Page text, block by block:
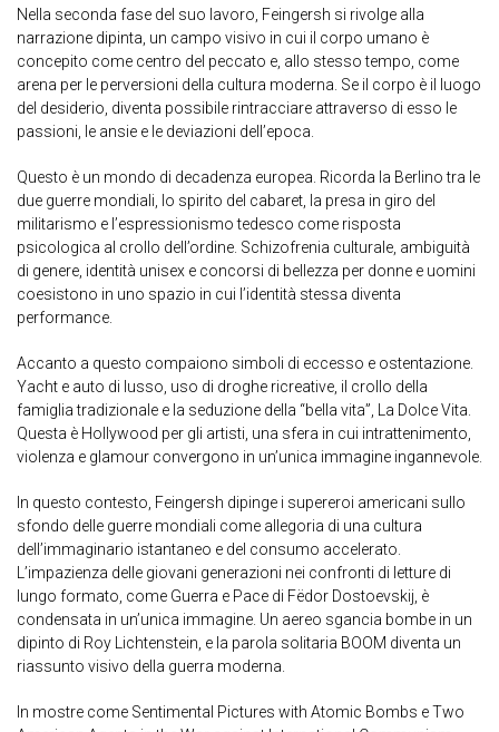
Nella seconda fase del suo lavoro, Feingersh si rivolge alla
narrazione dipinta, un campo visivo in cui il corpo umano è
concepito come centro del peccato e, allo stesso tempo, come
arena per le perversioni della cultura moderna. Se il corpo è il luogo
del desiderio, diventa possibile rintracciare attraverso di esso le
passioni, le ansie e le deviazioni dell’epoca.
Questo è un mondo di decadenza europea. Ricorda la Berlino tra le
due guerre mondiali, lo spirito del cabaret, la presa in giro del
militarismo e l’espressionismo tedesco come risposta
psicologica al crollo dell’ordine. Schizofrenia culturale, ambiguità
di genere, identità unisex e concorsi di bellezza per donne e uomini
coesistono in uno spazio in cui l’identità stessa diventa
performance.
Accanto a questo compaiono simboli di eccesso e ostentazione.
Yacht e auto di lusso, uso di droghe ricreative, il crollo della
famiglia tradizionale e la seduzione della “bella vita”, La Dolce Vita.
Questa è Hollywood per gli artisti, una sfera in cui intrattenimento,
violenza e glamour convergono in un’unica immagine ingannevole.
In questo contesto, Feingersh dipinge i supereroi americani sullo
sfondo delle guerre mondiali come allegoria di una cultura
dell’immaginario istantaneo e del consumo accelerato.
L’impazienza delle giovani generazioni nei confronti di letture di
lungo formato, come Guerra e Pace di Fëdor Dostoevskij, è
condensata in un’unica immagine. Un aereo sgancia bombe in un
dipinto di Roy Lichtenstein, e la parola solitaria BOOM diventa un
riassunto visivo della guerra moderna.
In mostre come Sentimental Pictures with Atomic Bombs e Two